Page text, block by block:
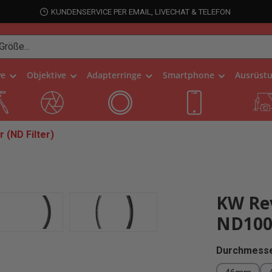
KUNDENSERVICE PER EMAIL, LIVECHAT & TELEFON
Objektive Adapterringe Smartphone
(ND Filter)
KW